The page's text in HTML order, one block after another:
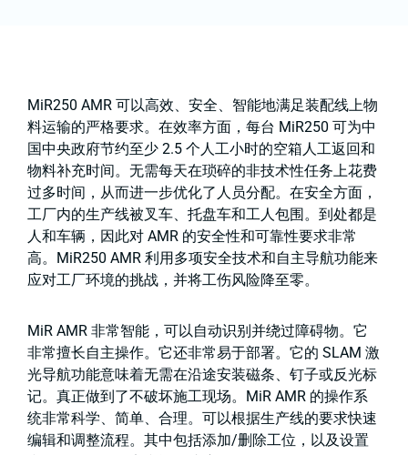
MiR250 AMR 可以高效、安全、智能地满足装配线上物
料运输的严格要求。在效率方面，每台 MiR250 可为中
国中央政府节约至少 2.5 个人工小时的空箱人工返回和
物料补充时间。无需每天在琐碎的非技术性任务上花费
过多时间，从而进一步优化了人员分配。在安全方面，
工厂内的生产线被叉车、托盘车和工人包围。到处都是
人和车辆，因此对 AMR 的安全性和可靠性要求非常
高。MiR250 AMR 利用多项安全技术和自主导航功能来
应对工厂环境的挑战，并将工伤风险降至零。
MiR AMR 非常智能，可以自动识别并绕过障碍物。它
非常擅长自主操作。它还非常易于部署。它的 SLAM 激
光导航功能意味着无需在沿途安装磁条、钉子或反光标
记。真正做到了不破坏施工现场。MiR AMR 的操作系
统非常科学、简单、合理。可以根据生产线的要求快速
编辑和调整流程。其中包括添加/删除工位，以及设置